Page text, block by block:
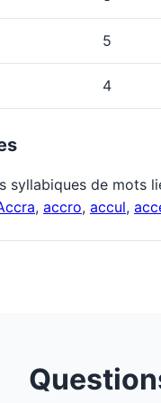
5
4
syllabiques de mots
, accro, accul,